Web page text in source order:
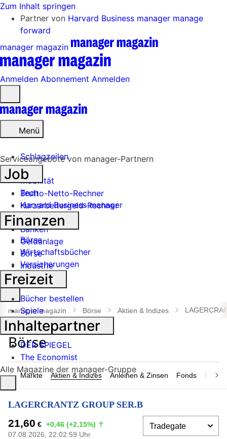
Zum Inhalt springen
Partner von Harvard Business manager manage
forward
manager magazin
Anmelden Abonnement Anmelden
öffnen
Menü
Schlagzeilen
Mobilität
Tech
Harvard Business manager
Handel
Banken
Geldanlage
Börse
Industrie
Suche
öffnen
manager magazin Börse Aktien & Indizes
Märkte Aktien & Indizes Anleihen & Zinsen Fonds
LAGERCRANTZ GROUP SER.B
21,60 € +0,46 (+2,15%)
07.08.2026, 22:02:59 Uhr
Serviceangebote von manager-Partnern
Job
Brutto-Netto-Rechner
Kurzarbeitergeld-Rechner
Finanzen
Börse
Wirtschaftsbücher
Versicherungen
Freizeit
Bücher bestellen
Spiele
Inhaltepartner
DER SPIEGEL
The Economist
Alle Magazine der manager-Gruppe